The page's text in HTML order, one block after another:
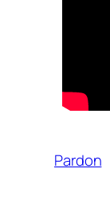
Pardon